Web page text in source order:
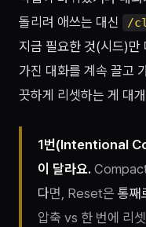
돌리려 애쓰는 대신
/
지금 필요한 것(시드)만
가진 대화를 계속 끌고
끗하게 리셋하는 게 대
1번(Intentional
이 달라요.
다면, Reset은 통째
압축 vs 한 번에 리